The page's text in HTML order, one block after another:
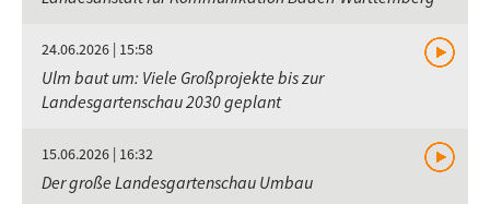
24.06.2026 | 15:58
Ulm baut um: Viele Großprojekte bis zur
Landesgartenschau 2030 geplant
15.06.2026 | 16:32
Der große Landesgartenschau Umbau